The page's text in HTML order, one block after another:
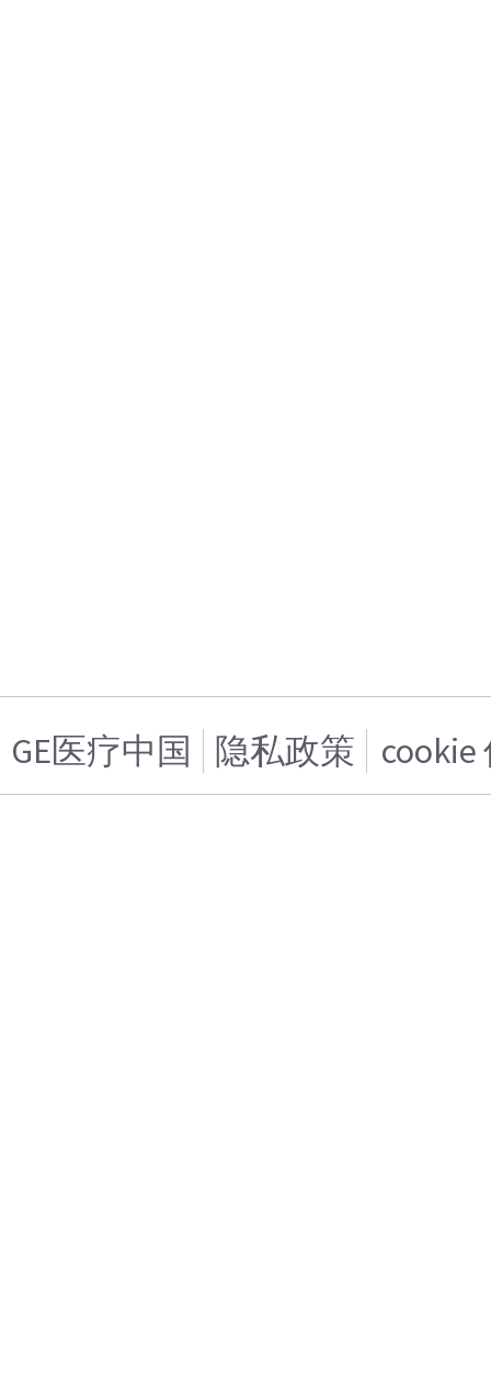
GE医疗中国 隐私政策 cookie